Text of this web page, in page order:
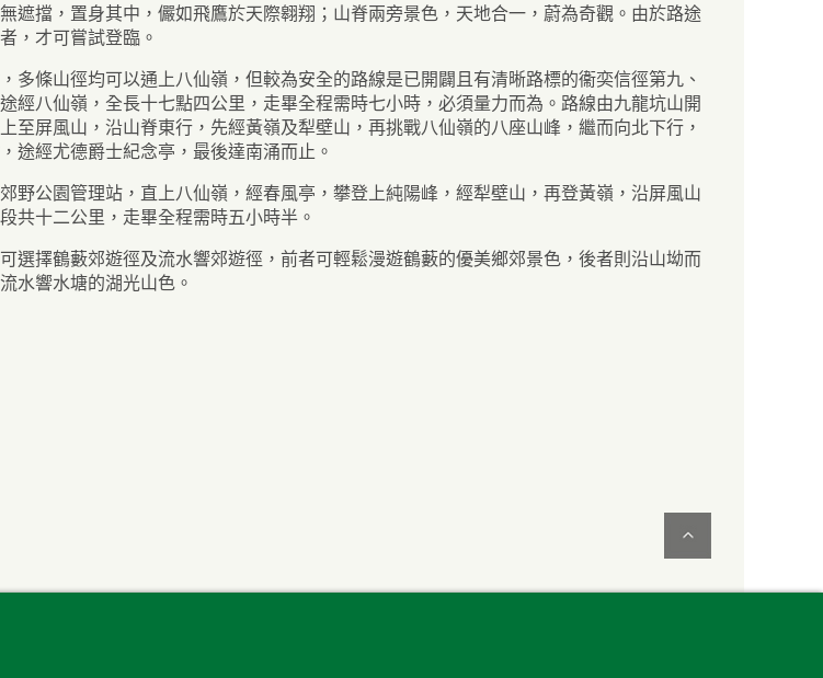
遮擋，置身其中，儼如飛鷹於天際翱翔；山脊兩旁景色，天地合一，蔚為奇觀。由於路途
，才可嘗試登臨。
多條山徑均可以通上八仙嶺，但較為安全的路線是已開闢且有清晰路標的衞奕信徑第九、
經八仙嶺，全長十七點四公里，走畢全程需時七小時，必須量力而為。路線由九龍坑山開
至屏風山，沿山脊東行，先經黃嶺及犁壁山，再挑戰八仙嶺的八座山峰，繼而向北下行，
途經尤德爵士紀念亭，最後達南涌而止。
野公園管理站，直上八仙嶺，經春風亭，攀登上純陽峰，經犁壁山，再登黃嶺，沿屏風山
共十二公里，走畢全程需時五小時半。
選擇鶴藪郊遊徑及流水響郊遊徑，前者可輕鬆漫遊鶴藪的優美鄉郊景色，後者則沿山坳而
水響水塘的湖光山色。